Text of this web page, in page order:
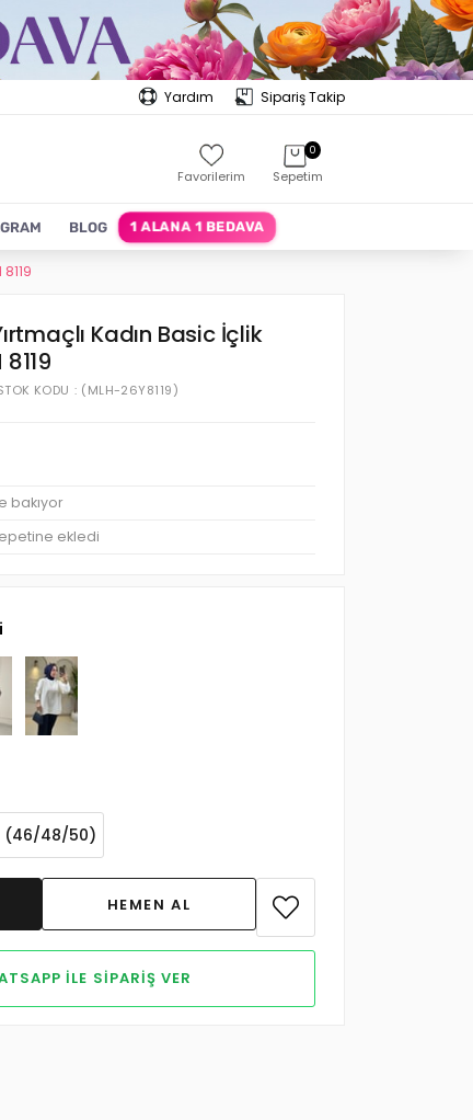
Yardım Sipariş Takip
Sepetim
0
Favorilerim
BLOG 1 ALANA 1 BEDAVA
Kadın Basic İçlik
(MLH-26Y8119)
KODU
bakıyor
ekledi
(46/48/50)
ILE SIPARIŞ VER